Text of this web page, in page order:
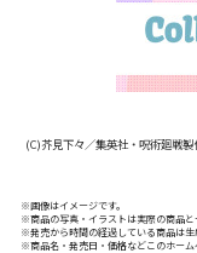
(C)芥見下々／集英社・呪術廻戦
※画像はイメージです。
※商品の写真・イラストは実際の商品と
※発売から時間の経過している商品は生
※商品名・発売日・価格などこのホーム